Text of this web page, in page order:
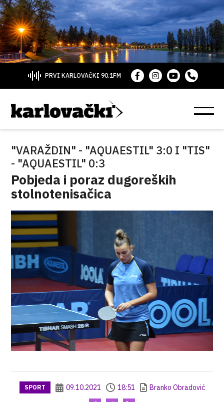
PRVI KARLOVAČKI 90.1FM
"VARAŽDIN" - "AQUAESTIL" 3:0 I "TIS"
- "AQUAESTIL" 0:3
Pobjeda i poraz dugoreških
stolnotenisačica
SPORT 09.10.2021 18:51 Branko Obradović